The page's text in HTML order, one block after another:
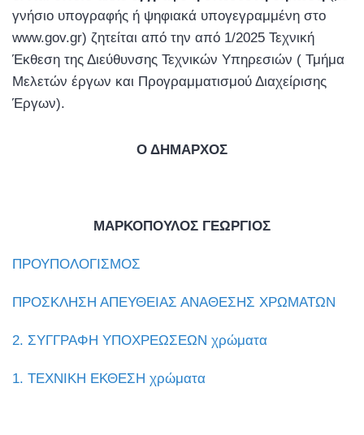
γνήσιο υπογραφής ή ψηφιακά υπογεγραμμένη στο
www.gov.gr) ζητείται από την από 1/2025 Τεχνική
Έκθεση της Διεύθυνσης Τεχνικών Υπηρεσιών ( Τμήμα
Μελετών έργων και Προγραμματισμού Διαχείρισης
Έργων).
Ο ΔΗΜΑΡΧΟΣ
ΜΑΡΚΟΠΟΥΛΟΣ ΓΕΩΡΓΙΟΣ
ΠΡΟΥΠΟΛΟΓΙΣΜΟΣ
ΠΡΟΣΚΛΗΣΗ ΑΠΕΥΘΕΙΑΣ ΑΝΑΘΕΣΗΣ ΧΡΩΜΑΤΩΝ
2. ΣΥΓΓΡΑΦΗ ΥΠΟΧΡΕΩΣΕΩΝ χρώματα
1. ΤΕΧΝΙΚΗ ΕΚΘΕΣΗ χρώματα